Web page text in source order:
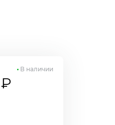
₽
В наличии